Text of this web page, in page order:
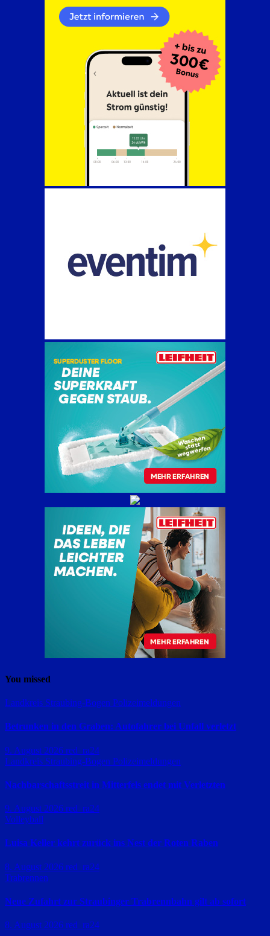
You missed
Landkreis Straubing-Bogen Polizeimeldungen
Betrunken in den Graben: Autofahrer bei Unfall verletzt
9. August 2026 red_ra24
Landkreis Straubing-Bogen Polizeimeldungen
Nachbarschaftsstreit in Mitterfels endet mit Verletzten
9. August 2026 red_ra24
Volleyball
Luisa Keller kehrt zurück ins Nest der Roten Raben
8. August 2026 red_ra24
Trabrennen
Neue Zufahrt zur Straubinger Trabrennbahn gilt ab sofort
8. August 2026 red_ra24